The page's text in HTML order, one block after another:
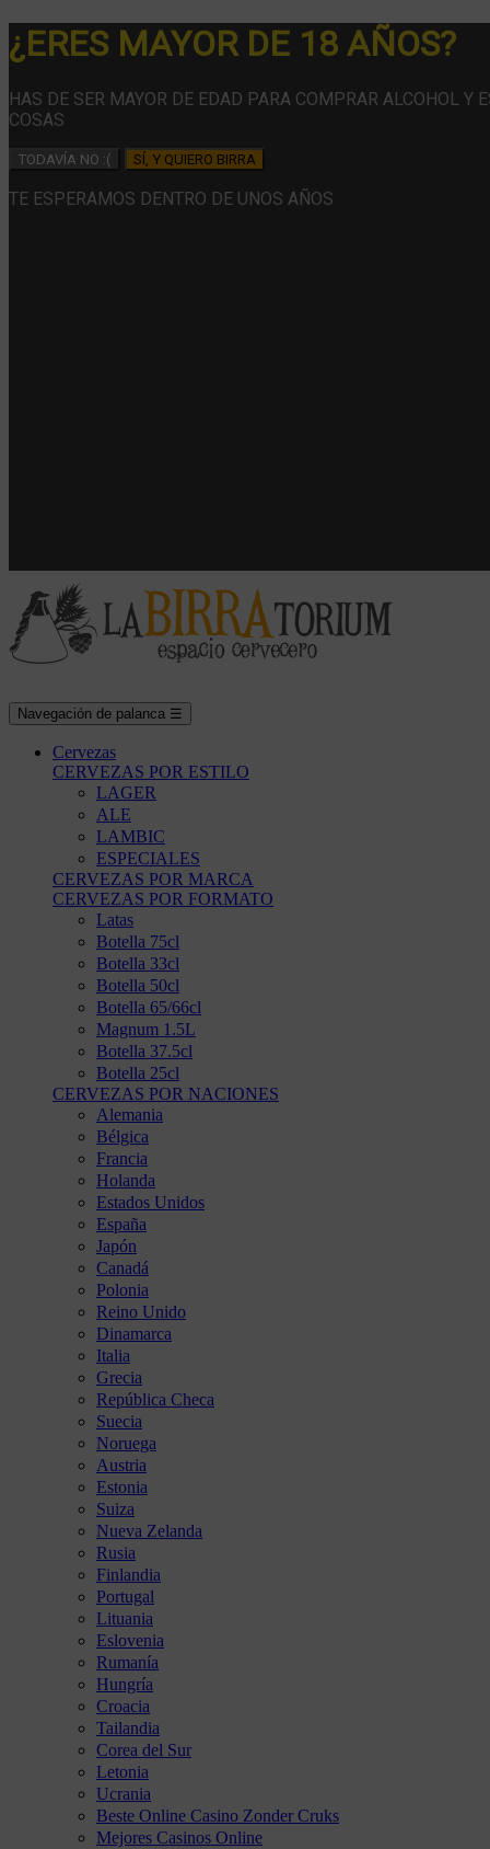
¿ERES MAYOR DE 18 AÑOS?
HAS DE SER MAYOR DE EDAD PARA COMPRAR ALCOHOL Y
COSAS
TODAVÍA NO :( SÍ, Y QUIERO BIRRA
TE ESPERAMOS DENTRO DE UNOS AÑOS
Navegación de palanca ☰
Cervezas
CERVEZAS POR ESTILO
LAGER
ALE
LAMBIC
ESPECIALES
CERVEZAS POR MARCA
CERVEZAS POR FORMATO
Latas
Botella 75cl
Botella 33cl
Botella 50cl
Botella 65/66cl
Magnum 1.5L
Botella 37.5cl
Botella 25cl
CERVEZAS POR NACIONES
Alemania
Bélgica
Francia
Holanda
Estados Unidos
España
Japón
Canadá
Polonia
Reino Unido
Dinamarca
Italia
Grecia
República Checa
Suecia
Noruega
Austria
Estonia
Suiza
Nueva Zelanda
Rusia
Finlandia
Portugal
Lituania
Eslovenia
Rumanía
Hungría
Croacia
Tailandia
Corea del Sur
Letonia
Ucrania
Beste Online Casino Zonder Cruks
Mejores Casinos Online